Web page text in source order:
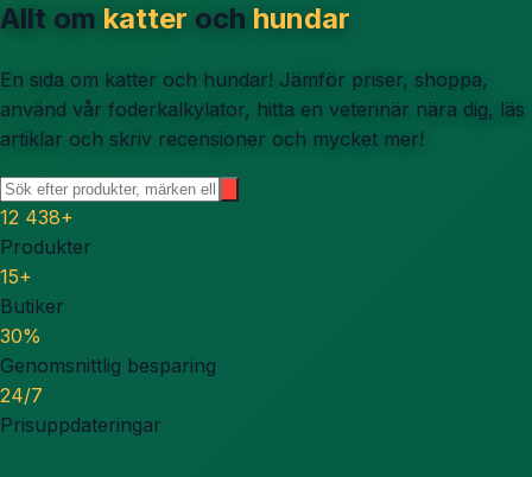
Allt om katter och hundar
En sida om katter och hundar! Jämför priser, shoppa,
använd vår foderkalkylator, hitta en veterinär nära dig, läs
artiklar och skriv recensioner och mycket mer!
12 438+
Produkter
15+
Butiker
30%
Genomsnittlig besparing
24/7
Prisuppdateringar